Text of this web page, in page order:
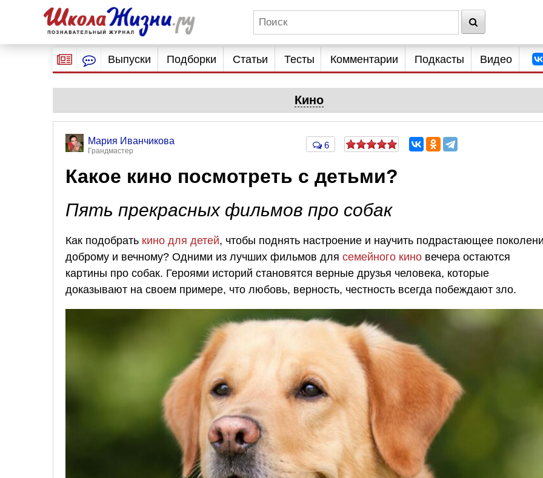
Выпуски Подборки Статьи Тесты Комментарии Подкасты Видео
Кино
Мария Иванчикова
Грандмастер
6
Какое кино посмотреть с детьми?
Пять прекрасных фильмов про собак
Как подобрать кино для детей, чтобы поднять настроение и научить подрастающее
доброму и вечному? Одними из лучших фильмов для семейного кино вечера остаются
картины про собак. Героями историй становятся верные друзья человека, которые
доказывают на своем примере, что любовь, верность, честность всегда побеждают зло.